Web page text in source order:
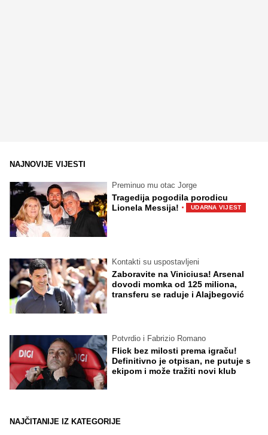
NAJNOVIJE VIJESTI
Preminuo mu otac Jorge
Tragedija pogodila porodicu
Lionela Messija! · UDARNA VIJEST
Kontakti su uspostavljeni
Zaboravite na Viniciusa! Arsenal
dovodi momka od 125 miliona,
transferu se raduje i Alajbegović
Potvrdio i Fabrizio Romano
Flick bez milosti prema igraču!
Definitivno je otpisan, ne putuje s
ekipom i može tražiti novi klub
NAJČITANIJE IZ KATEGORIJE